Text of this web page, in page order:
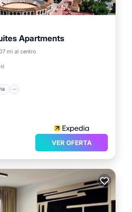
Apartments
mi al centro
)
Cocina
VER OFERTA